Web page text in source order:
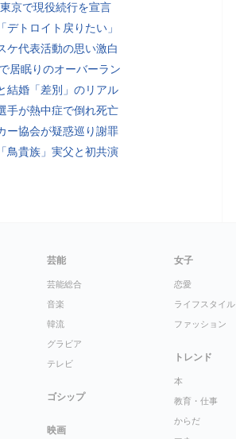
京で現役続行を宣言
デトロイト戻りたい」
ケ代表活動の思い激白
居眠りのオーバーラン
結婚「差別」のリアル
手が熱中症で倒れ死亡
ー協会が疑惑巡り謝罪
鳥貴族」実父と初共演
芸能
芸能総合
音楽
韓流
グラビア
テレビ
ゴシップ
映画
女子
恋愛
ライフスタイル
ファッション
トレンド
本
教育・仕事
からだ